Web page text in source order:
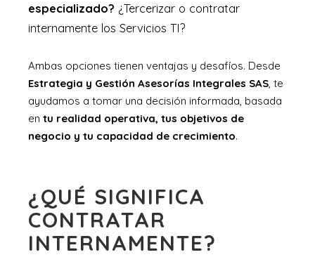
especializado? ¿Tercerizar o contratar
internamente los Servicios TI?
Ambas opciones tienen ventajas y desafíos. Desde
Estrategia y Gestión Asesorías Integrales SAS , te
ayudamos a tomar una decisión informada, basada
en tu realidad operativa, tus objetivos de
negocio y tu capacidad de crecimiento.
¿QUÉ SIGNIFICA
CONTRATAR
INTERNAMENTE?